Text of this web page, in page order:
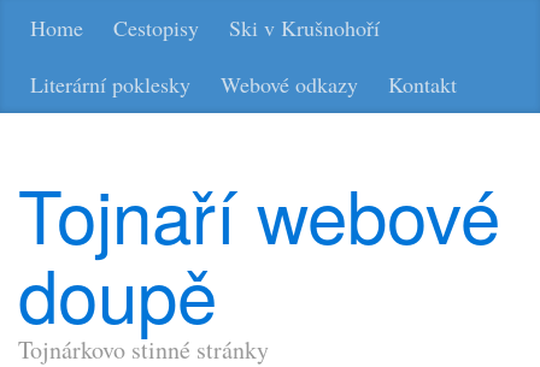
Home Cestopisy
Ski v Krušnohoří
Literární poklesky
Webové odkazy Kontakt
Tojnaří webové
doupě
Tojnárkovo stinné stránky